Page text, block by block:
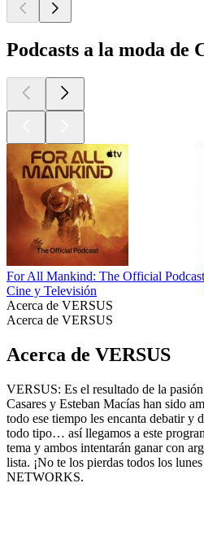
Podcasts a la moda de
For All Mankind: The Official Podcast
Cine y Televisión
Acerca de VERSUS
Acerca de VERSUS
Acerca de VERSUS
VERSUS: Es el resultado de la
Casares y Esteban Macías han sido
todo ese tiempo les encanta debatir y
todo tipo… así llegamos a este
tema y ambos intentarán ganar con
lista. ¡No te los pierdas todos los
NETWORKS.